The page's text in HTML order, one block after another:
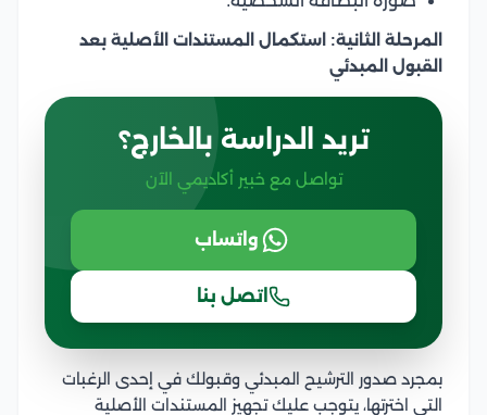
المرحلة الثانية: استكمال المستندات الأصلية بعد
القبول المبدئي
تريد الدراسة بالخارج؟
تواصل مع خبير أكاديمي الآن
واتساب
اتصل بنا
بمجرد صدور الترشيح المبدئي وقبولك في إحدى الرغبات
التي اخترتها، يتوجب عليك تجهيز المستندات الأصلية